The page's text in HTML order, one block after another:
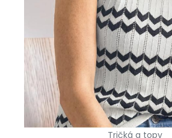
Tričká a topy